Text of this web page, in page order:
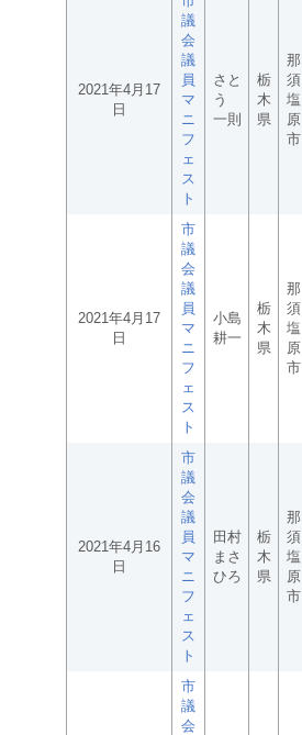
2021年4月17
日
議
会
議
員
マ
ニ
フ
ェ
ス
ト
さと
う
一則
栃
木
県
那
須
塩
原
市
2021年4月17
日
市
議
会
議
員
マ
ニ
フ
ェ
ス
ト
小島
耕一
栃
木
県
那
須
塩
原
市
2021年4月16
日
市
議
会
議
員
マ
ニ
フ
ェ
ス
ト
田村
まさ
ひろ
栃
木
県
那
須
塩
原
市
市
議
会